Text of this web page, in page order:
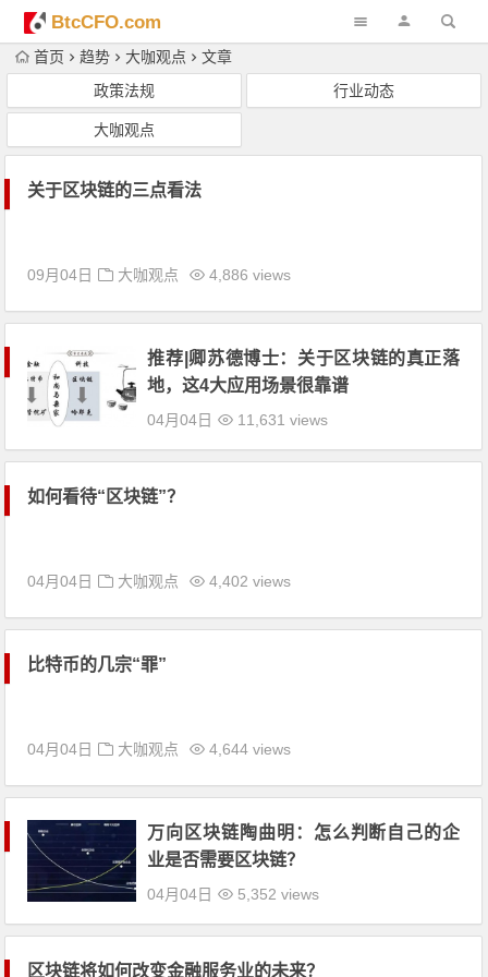
BtcCFO.com
首页 趋势 大咖观点
文章
政策法规
行业动态
大咖观点
关于区块链的三点看法
09月04日 大咖观点 4,886 views
推荐|卿苏德博士：关于区块链的真正落
地，这4大应用场景很靠谱
04月04日 11,631 views
如何看待“区块链”？
04月04日 大咖观点 4,402 views
比特币的几宗“罪”
04月04日 大咖观点 4,644 views
万向区块链陶曲明：怎么判断自己的企
业是否需要区块链？
04月04日 5,352 views
区块链将如何改变金融服务业的未来？